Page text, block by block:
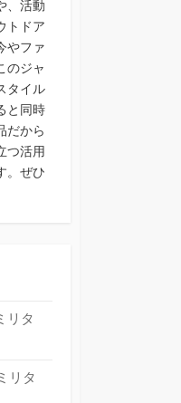
、活動
トドア
やファ
のジャ
タイル
と同時
だから
つ活用
。ぜひ
リタ
リタ